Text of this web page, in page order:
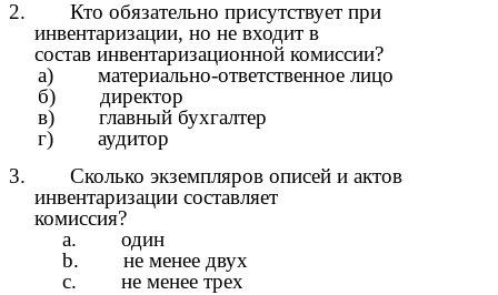
2. Кто обязательно присутствует при
инвентаризации, но не входит в
состав инвентаризационной комиссии?
а) материально-ответственное лицо
б) директор
в) главный бухгалтер
г) аудитор
3. Сколько экземпляров описей и актов
инвентаризации составляет
комиссия?
a. один
b. не менее двух
c. не менее трех